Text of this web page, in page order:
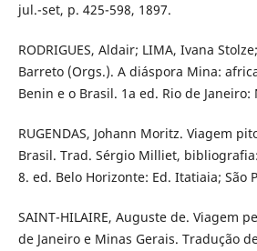
jul.-set, p. 425-598, 1897.
RODRIGUES, Aldair; LIMA, Ivana
Barreto (Orgs.). A diáspora Mina:
Benin e o Brasil. 1a ed. Rio de Janeiro:
RUGENDAS, Johann Moritz. Viagem
Brasil. Trad. Sérgio Milliet,
8. ed. Belo Horizonte: Ed. Itatiaia; São
SAINT-HILAIRE, Auguste de. Viagem
de Janeiro e Minas Gerais. Tradução